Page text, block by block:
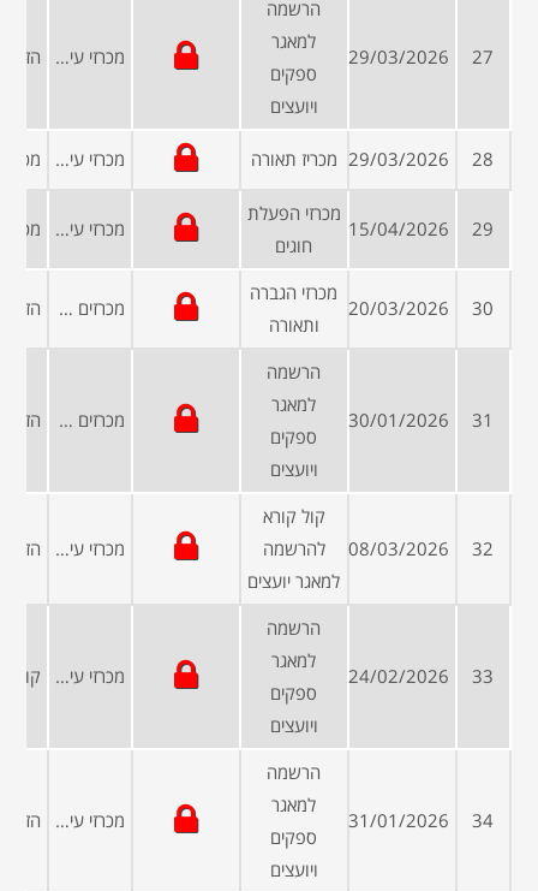
27
29/03/2026
הרשמה
למאגר
ספקים
ויועצים
מכרזי עיריות ומועצות
28
29/03/2026 מכריז תאורה מכרזי עיריות ומועצות
29
15/04/2026
מכרזי הפעלת
חוגים
מכרזי עיריות ומועצות
30
20/03/2026
מכרזי הגברה
ותאורה
מכרזים פומביים
31
30/01/2026
הרשמה
למאגר
ספקים
ויועצים
מכרזים פומביים
32
08/03/2026
קול קורא
להרשמה
למאגר יועצים
מכרזי עיריות ומועצות
33
24/02/2026
הרשמה
למאגר
ספקים
ויועצים
מכרזי עיריות ומועצות
34
31/01/2026
הרשמה
למאגר
ספקים
ויועצים
מכרזי עיריות ומועצות